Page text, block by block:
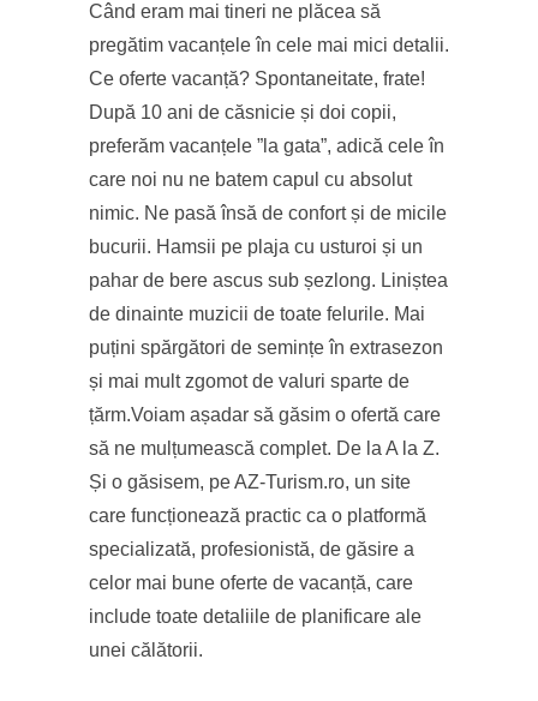
Când eram mai tineri ne plăcea să
pregătim vacanțele în cele mai mici detalii.
Ce oferte vacanță? Spontaneitate, frate!
După 10 ani de căsnicie și doi copii,
preferăm vacanțele ”la gata”, adică cele în
care noi nu ne batem capul cu absolut
nimic. Ne pasă însă de confort și de micile
bucurii. Hamsii pe plaja cu usturoi și un
pahar de bere ascus sub șezlong. Liniștea
de dinainte muzicii de toate felurile. Mai
puțini spărgători de semințe în extrasezon
și mai mult zgomot de valuri sparte de
țărm.Voiam așadar să găsim o ofertă care
să ne mulțumească complet. De la A la Z.
Și o găsisem, pe AZ-Turism.ro, un site
care funcționează practic ca o platformă
specializată, profesionistă, de găsire a
celor mai bune oferte de vacanță, care
include toate detaliile de planificare ale
unei călătorii.